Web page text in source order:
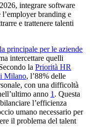
integrare software
branding e
e trattenere talenti
principale per le aziende
intercettare quelli
la Priorità HR
Milano, l’88% delle
con una difficoltà
anno 1 . Questa
l’efficienza
umano necessario per
il problema del talent